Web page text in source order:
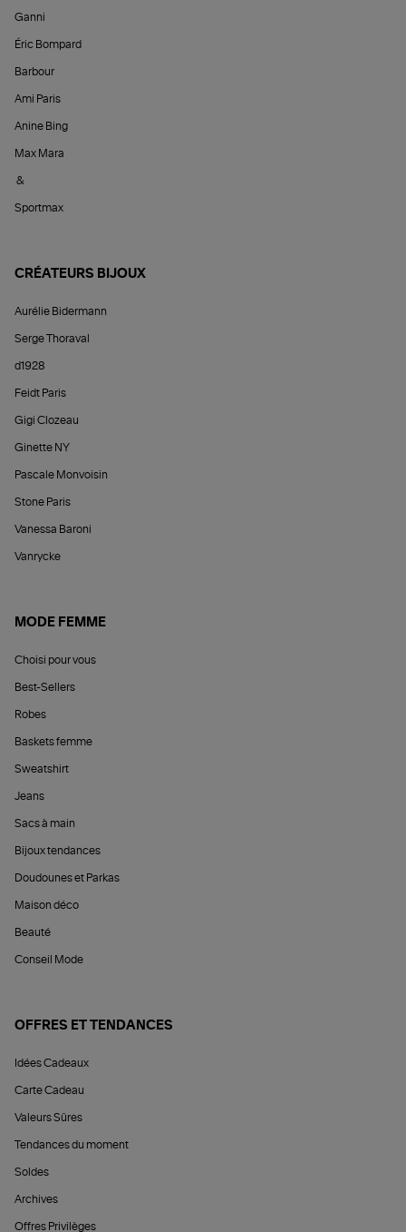
Ganni
Éric Bompard
Barbour
Ami Paris
Anine Bing
Max Mara
&
Sportmax
CRÉATEURS BIJOUX
Aurélie Bidermann
Serge Thoraval
d1928
Feidt Paris
Gigi Clozeau
Ginette NY
Pascale Monvoisin
Stone Paris
Vanessa Baroni
Vanrycke
MODE FEMME
Choisi pour vous
Best-Sellers
Robes
Baskets femme
Sweatshirt
Jeans
Sacs à main
Bijoux tendances
Doudounes et Parkas
Maison déco
Beauté
Conseil Mode
OFFRES ET TENDANCES
Idées Cadeaux
Carte Cadeau
Valeurs Sûres
Tendances du moment
Soldes
Archives
Offres Privilèges